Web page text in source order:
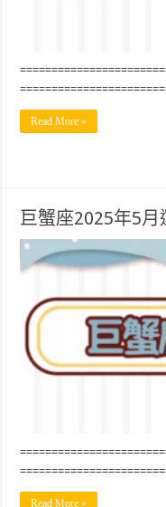
Read More »
巨蟹座2025年5
Read More »